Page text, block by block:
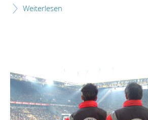
Weiterlesen